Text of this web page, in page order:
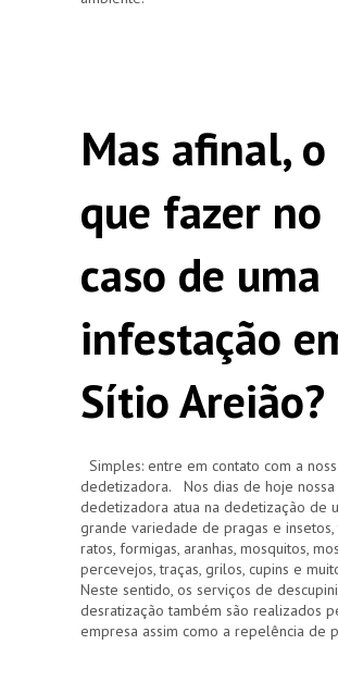
Mas afinal, o
que fazer no
caso de uma
infestação
Sítio Areião?
Simples: entre em contato com a
dedetizadora. Nos dias de hoje nossa
dedetizadora atua na dedetização de
grande variedade de pragas e insetos,
ratos, formigas, aranhas, mosquitos,
percevejos, traças, grilos, cupins e
Neste sentido, os serviços de
desratização também são realizados
empresa assim como a repelência de